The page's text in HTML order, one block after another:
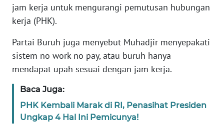
jam kerja untuk mengurangi pemutusan hubungan
kerja (PHK).
Partai Buruh juga menyebut Muhadjir menyepakati
sistem no work no pay, atau buruh hanya
mendapat upah sesuai dengan jam kerja.
Baca Juga:
PHK Kembali Marak di RI, Penasihat Presiden
Ungkap 4 Hal Ini Pemicunya!
Informasi
INDEKS
BERITA
KONTAK
INFO
IKLAN